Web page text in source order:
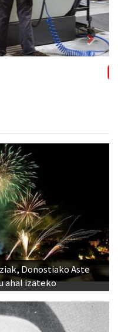
Next
Donostiako Aste
ahal izateko